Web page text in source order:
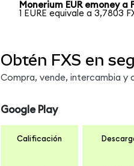
Monerium EUR emoney a
1 EURE equivale a 3,7803
Obtén FXS en
Compra, vende, intercambia y
Google Play
Calificación